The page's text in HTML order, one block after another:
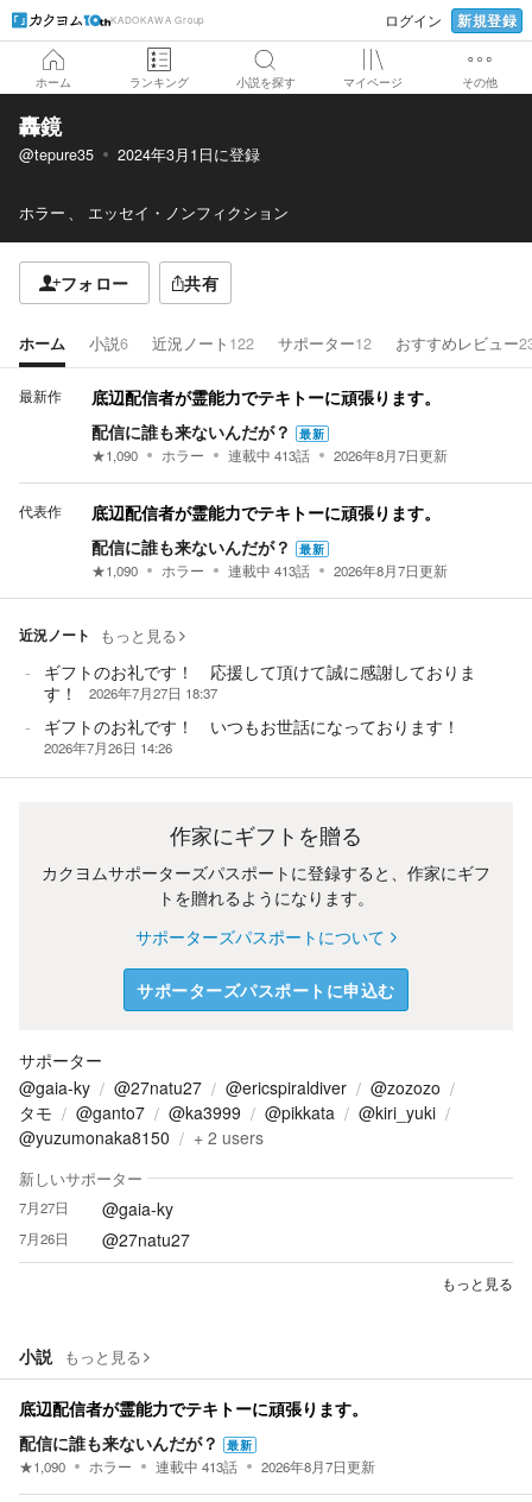
KADOKAWA Group ログイン 新規登録
ホーム ランキング 小説を探す マイページ その他
轟鏡
@tepure35 2024年3月1日に登録
ホラー エッセイ・ノンフィクション
フォロー 共有
ホーム 小説6 近況ノート 122 サポーター12 おすすめレビュー
最新作 底辺配信者が霊能力でテキトーに頑張ります。
配信に誰も来ないんだが？ 最新
★1,090 ホラー 連載中 413話 2026年8月7日更新
代表作 底辺配信者が霊能力でテキトーに頑張ります。
配信に誰も来ないんだが？ 最新
★1,090 ホラー 連載中 413話 2026年8月7日更新
近況ノート もっと見る
ギフトのお礼です！ 応援して頂けて誠に感謝しておりま
す！
2026年7月27日 18:37
ギフトのお礼です！ いつもお世話になっております！
2026年7月26日 14:26
作家にギフトを贈る
カクヨムサポーターズパスポートに登録すると、作家にギフ
トを贈れるようになります。
サポーターズパスポートについて
サポーターズパスポートに申込む
サポーター
@gaia-ky
@27natu27 @ericspiraldiver
@zozozo
タモ
@ganto7 @ka3999 @pikkata
@kiri_yuki
@yuzumonaka8150
+ 2 users
新しいサポーター
7月27日 @gaia-ky
7月26日 @27natu27
もっと見る
小説 もっと見る
底辺配信者が霊能力でテキトーに頑張ります。
配信に誰も来ないんだが？ 最新
★1,090 ホラー 連載中 413話 2026年8月7日更新